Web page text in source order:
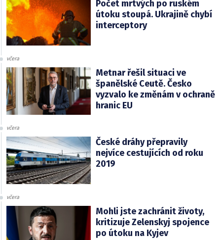
Počet mrtvých po ruském
útoku stoupá. Ukrajině chybí
interceptory
včera
Metnar řešil situaci ve
španělské Ceutě. Česko
vyzvalo ke změnám v ochraně
hranic EU
včera
České dráhy přepravily
nejvíce cestujících od roku
2019
včera
Mohli jste zachránit životy,
kritizuje Zelenskyj spojence
po útoku na Kyjev